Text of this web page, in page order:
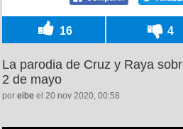
16 4
La parodia de Cruz y Raya
2 de mayo
por eibe el 20 nov 2020, 00:58